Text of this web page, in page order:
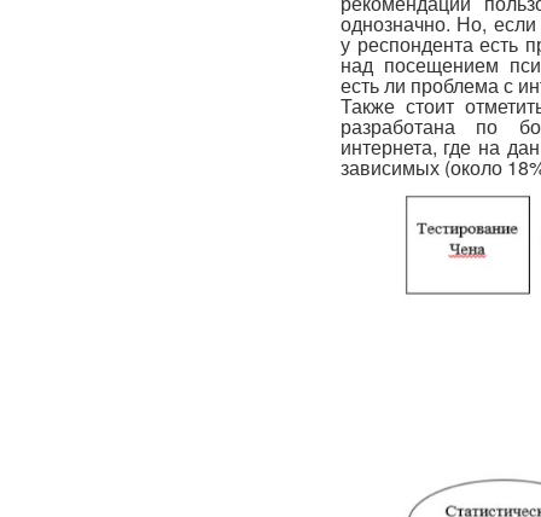
однозначно. Но, если
у респондента есть
над посещением
есть ли проблема с
Также стоит
разработана по
интернета, где на
зависимых (около